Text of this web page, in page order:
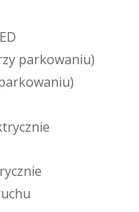
ED
zy parkowaniu)
arkowaniu)
trycznie
rycznie
uchu